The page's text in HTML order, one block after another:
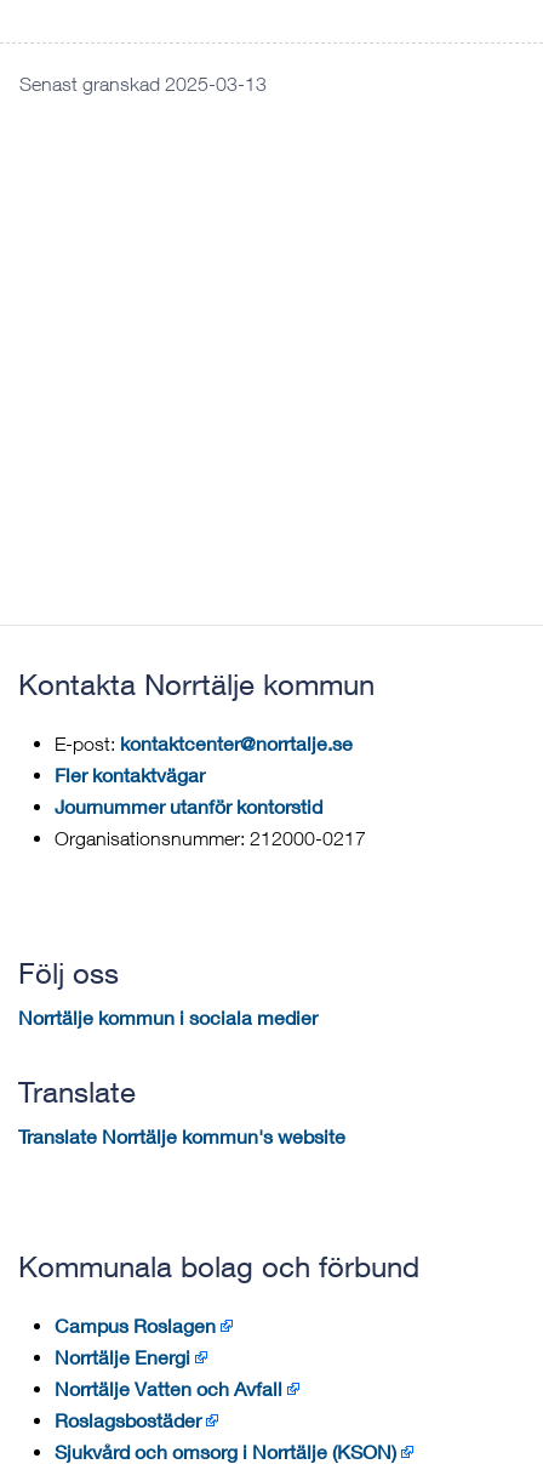
Senast granskad 2025-03-13
Kontakta Norrtälje kommun
E-post: kontaktcenter@norrtalje.se
Fler kontaktvägar
Journummer utanför kontorstid
Organisationsnummer: 212000-0217
Följ oss
Norrtälje kommun i sociala medier
Translate
Translate Norrtälje kommun's website
Kommunala bolag och förbund
Campus Roslagen
Norrtälje Energi
Norrtälje Vatten och Avfall
Roslagsbostäder
Sjukvård och omsorg i Norrtälje (KSON)